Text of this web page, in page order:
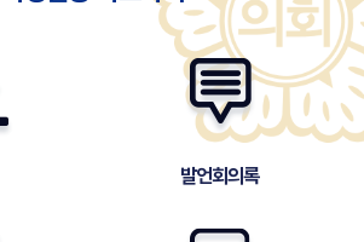
발언회의록